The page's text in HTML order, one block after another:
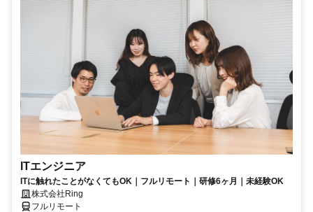
ITエンジニア
ITに触れたことがなくてもOK｜フルリモート｜研修6ヶ月｜未経験OK
株式会社Ring
フルリモート